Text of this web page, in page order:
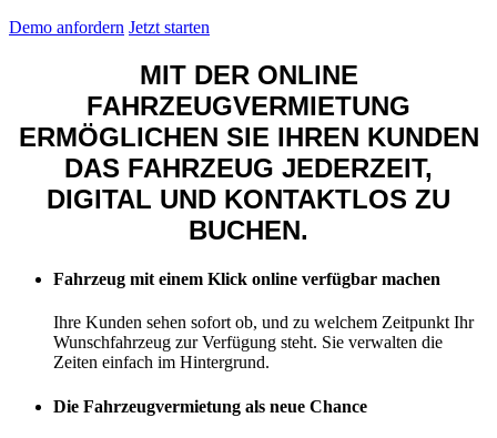
Demo anfordern Jetzt starten
MIT DER ONLINE
FAHRZEUGVERMIETUNG
ERMÖGLICHEN SIE IHREN KUNDEN
DAS FAHRZEUG JEDERZEIT,
DIGITAL UND KONTAKTLOS ZU
BUCHEN.
Fahrzeug mit einem Klick online verfügbar machen
Ihre Kunden sehen sofort ob, und zu welchem Zeitpunkt Ihr
Wunschfahrzeug zur Verfügung steht. Sie verwalten die
Zeiten einfach im Hintergrund.
Die Fahrzeugvermietung als neue Chance